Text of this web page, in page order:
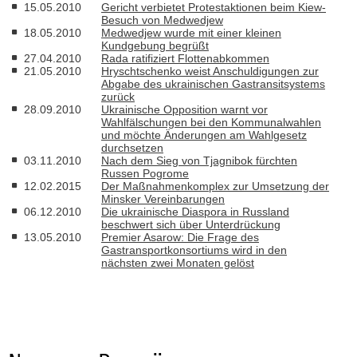
15.05.2010
Gericht verbietet Protestaktionen beim Kiew-
Besuch von Medwedjew
18.05.2010
Medwedjew wurde mit einer kleinen
Kundgebung begrüßt
27.04.2010
Rada ratifiziert Flottenabkommen
21.05.2010
Hryschtschenko weist Anschuldigungen zur
Abgabe des ukrainischen Gastransitsystems
zurück
28.09.2010
Ukrainische Opposition warnt vor
Wahlfälschungen bei den Kommunalwahlen
und möchte Änderungen am Wahlgesetz
durchsetzen
03.11.2010
Nach dem Sieg von Tjagnibok fürchten
Russen Pogrome
12.02.2015
Der Maßnahmenkomplex zur Umsetzung der
Minsker Vereinbarungen
06.12.2010
Die ukrainische Diaspora in Russland
beschwert sich über Unterdrückung
13.05.2010
Premier Asarow: Die Frage des
Gastransportkonsortiums wird in den
nächsten zwei Monaten gelöst